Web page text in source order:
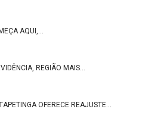
AQUI,…
REGIÃO MAIS…
OFERECE REAJUSTE…